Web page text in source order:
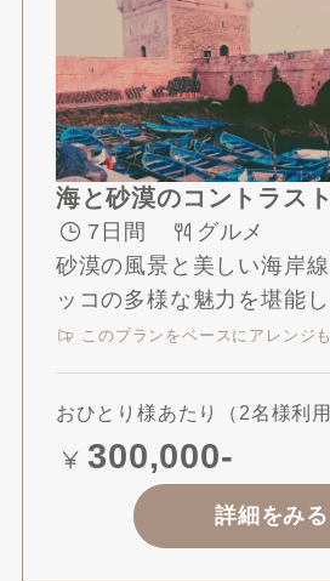
海と砂漠のコントラス
7日間
グルメ
砂漠の風景と美しい海岸
ッコの多様な魅力を堪能し
このプランをベースにアレンジ
おひとり様あたり（2名様利用
300,000-
詳細をみる